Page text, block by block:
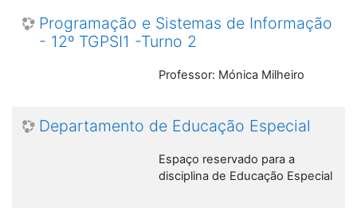
Programação e Sistemas de Informação
- 12º TGPSI1 -Turno 2
Professor: Mónica Milheiro
Departamento de Educação Especial
Espaço reservado para a
disciplina de Educação Especial